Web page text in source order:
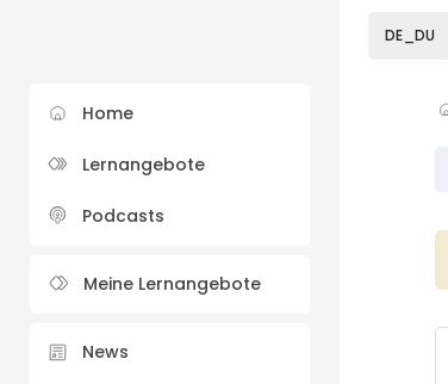
Home
Lernangebote
Podcasts
Meine Lernangebote
News
DE_DU